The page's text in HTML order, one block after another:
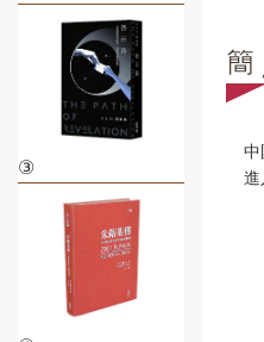
③
中
進